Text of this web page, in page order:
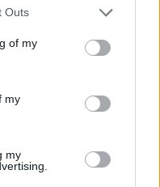
Outs
of my
my
my
από τα μάτια της
της Τεχνητής